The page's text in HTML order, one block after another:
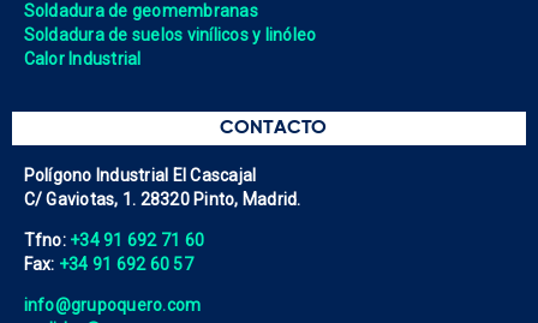
Soldadura de geomembranas
Soldadura de suelos vinílicos y linóleo
Calor Industrial
CONTACTO
Polígono Industrial El Cascajal
C/ Gaviotas, 1. 28320 Pinto, Madrid.
Tfno: +34 91 692 71 60
Fax: +34 91 692 60 57
info@grupoquero.com